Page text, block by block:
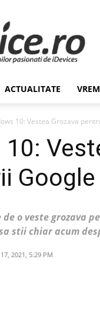
Stiri
de
Ultima
Ora
Romania,
Economie,
iDevice.ro
ACTUALITATE
10: Vestea Grozava
de o veste grozava
stii chiar acum
2021, 5:29 PM